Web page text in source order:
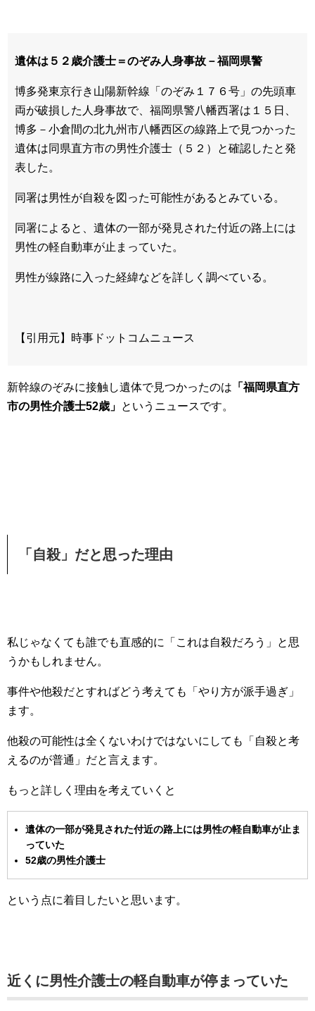
遺体は５２歳介護士＝のぞみ人身事故－福岡県警
博多発東京行き山陽新幹線「のぞみ１７６号」の先頭車
両が破損した人身事故で、福岡県警八幡西署は１５日、
博多－小倉間の北九州市八幡西区の線路上で見つかった
遺体は同県直方市の男性介護士（５２）と確認したと発
表した。
同署は男性が自殺を図った可能性があるとみている。
同署によると、遺体の一部が発見された付近の路上には
男性の軽自動車が止まっていた。
男性が線路に入った経緯などを詳しく調べている。
【引用元】時事ドットコムニュース
新幹線のぞみに接触し遺体で見つかったのは 「福岡県直方
市の男性介護士52歳」 というニュースです。
「自殺」だと思った理由
私じゃなくても誰でも直感的に「これは自殺だろう」と思
うかもしれません。
事件や他殺だとすればどう考えても「やり方が派手過ぎ」
ます。
他殺の可能性は全くないわけではないにしても「自殺と考
えるのが普通」だと言えます。
もっと詳しく理由を考えていくと
遺体の一部が発見された付近の路上には男性の軽自動車が止ま
っていた
52歳の男性介護士
という点に着目したいと思います。
近くに男性介護士の軽自動車が停まっていた